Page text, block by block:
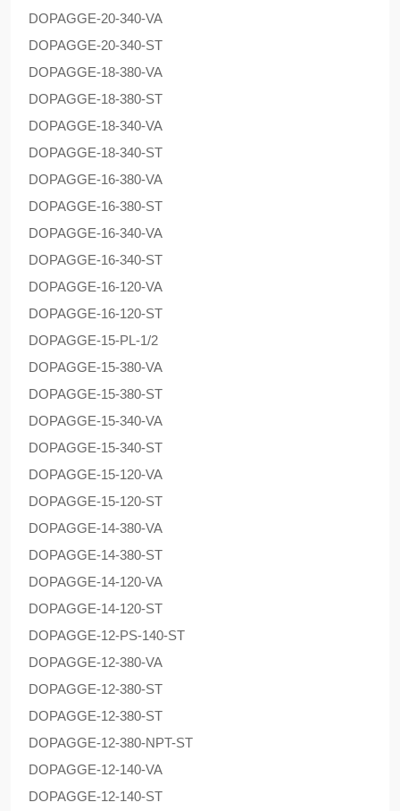
DOPAGGE-20-340-VA
DOPAGGE-20-340-ST
DOPAGGE-18-380-VA
DOPAGGE-18-380-ST
DOPAGGE-18-340-VA
DOPAGGE-18-340-ST
DOPAGGE-16-380-VA
DOPAGGE-16-380-ST
DOPAGGE-16-340-VA
DOPAGGE-16-340-ST
DOPAGGE-16-120-VA
DOPAGGE-16-120-ST
DOPAGGE-15-PL-1/2
DOPAGGE-15-380-VA
DOPAGGE-15-380-ST
DOPAGGE-15-340-VA
DOPAGGE-15-340-ST
DOPAGGE-15-120-VA
DOPAGGE-15-120-ST
DOPAGGE-14-380-VA
DOPAGGE-14-380-ST
DOPAGGE-14-120-VA
DOPAGGE-14-120-ST
DOPAGGE-12-PS-140-ST
DOPAGGE-12-380-VA
DOPAGGE-12-380-ST
DOPAGGE-12-380-ST
DOPAGGE-12-380-NPT-ST
DOPAGGE-12-140-VA
DOPAGGE-12-140-ST